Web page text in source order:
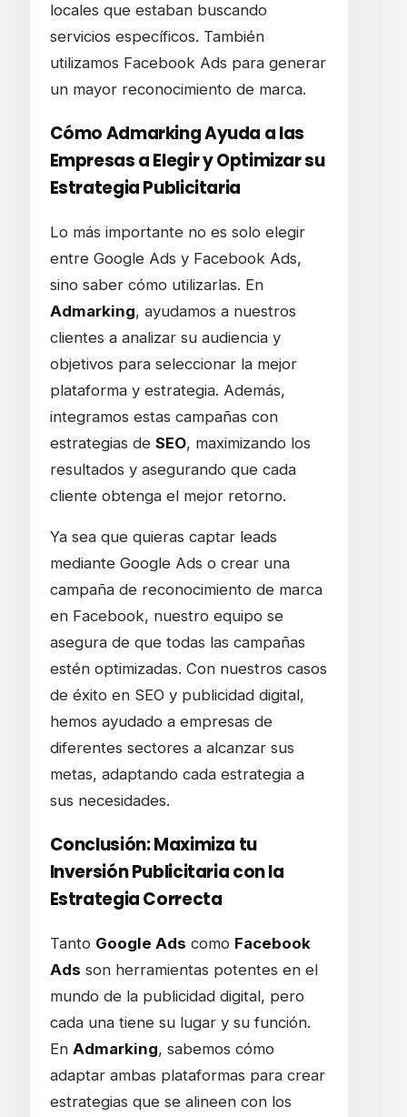
locales que estaban buscando
servicios específicos. También
utilizamos Facebook Ads para generar
un mayor reconocimiento de marca.
Cómo Admarking Ayuda a las
Empresas a Elegir y Optimizar su
Estrategia Publicitaria
Lo más importante no es solo elegir
entre Google Ads y Facebook Ads,
sino saber cómo utilizarlas. En
Admarking, ayudamos a nuestros
clientes a analizar su audiencia y
objetivos para seleccionar la mejor
plataforma y estrategia. Además,
integramos estas campañas con
estrategias de SEO, maximizando los
resultados y asegurando que cada
cliente obtenga el mejor retorno.
Ya sea que quieras captar leads
mediante Google Ads o crear una
campaña de reconocimiento de marca
en Facebook, nuestro equipo se
asegura de que todas las campañas
estén optimizadas. Con nuestros casos
de éxito en SEO y publicidad digital,
hemos ayudado a empresas de
diferentes sectores a alcanzar sus
metas, adaptando cada estrategia a
sus necesidades.
Conclusión: Maximiza tu
Inversión Publicitaria con la
Estrategia Correcta
Tanto Google Ads como Facebook
Ads son herramientas potentes en el
mundo de la publicidad digital, pero
cada una tiene su lugar y su función.
En Admarking, sabemos cómo
adaptar ambas plataformas para crear
estrategias que se alineen con los